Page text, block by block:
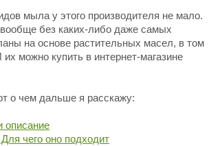
мыла у этого производителя не мало.
без каких-либо даже самых
на основе растительных масел, в том
можно купить в интернет-магазине
о чем дальше я расскажу:
описание
чего оно подходит